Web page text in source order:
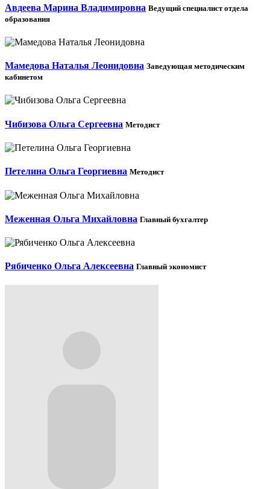
Авдеева Марина Владимировна Ведущий специалист отдела
образования
Мамедова Наталья Леонидовна Заведующая методическим
кабинетом
Чибизова Ольга Сергеевна Методист
Петелина Ольга Георгиевна Методист
Меженная Ольга Михайловна Главный бухгалтер
Рябиченко Ольга Алексеевна Главный экономист